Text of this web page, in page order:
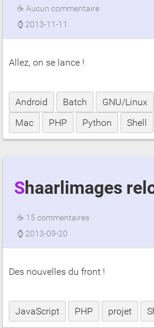
☕ Aucun commentaire
⌚ 2013-11-11
Allez, on se lance !
Android Batch GNU/Linux
Mac
PHP Python Shell
Shaarlimages
☕ 15 commentaires
⌚ 2013-09-20
Des nouvelles du front !
JavaScript PHP projet